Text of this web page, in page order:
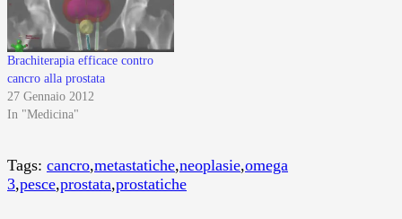
Brachiterapia efficace contro
cancro alla prostata
27 Gennaio 2012
In "Medicina"
Tags: cancro,metastatiche,neoplasie,omega
3,pesce,prostata,prostatiche